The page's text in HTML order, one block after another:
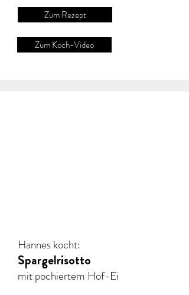
Zum Rezept
Zum Koch-Video
Hannes kocht:
Spargelrisotto
mit pochiertem Hof-Ei